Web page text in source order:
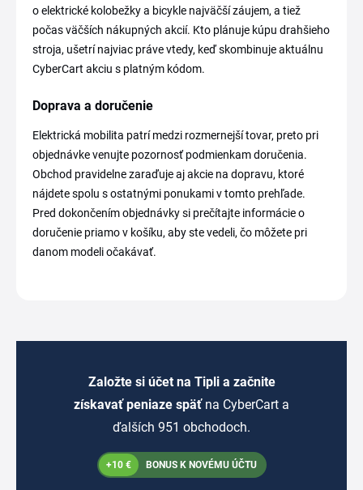
o elektrické kolobežky a bicykle najväčší záujem, a tiež
počas väčších nákupných akcií. Kto plánuje kúpu drahšieho
stroja, ušetrí najviac práve vtedy, keď skombinuje aktuálnu
CyberCart akciu s platným kódom.
Doprava a doručenie
Elektrická mobilita patrí medzi rozmernejší tovar, preto pri
objednávke venujte pozornosť podmienkam doručenia.
Obchod pravidelne zaraďuje aj akcie na dopravu, ktoré
nájdete spolu s ostatnými ponukami v tomto prehľade.
Pred dokončením objednávky si prečítajte informácie o
doručenie priamo v košíku, aby ste vedeli, čo môžete pri
danom modeli očakávať.
Založte si účet na Tipli a začnite
získavať peniaze späť na CyberCart a
ďalších 951 obchodoch.
+10 € BONUS K NOVÉMU ÚČTU